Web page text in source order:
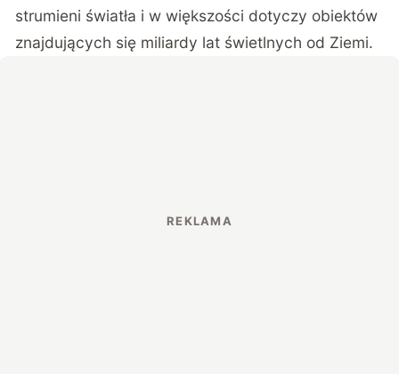
strumieni światła i w większości dotyczy obiektów
znajdujących się miliardy lat świetlnych od Ziemi.